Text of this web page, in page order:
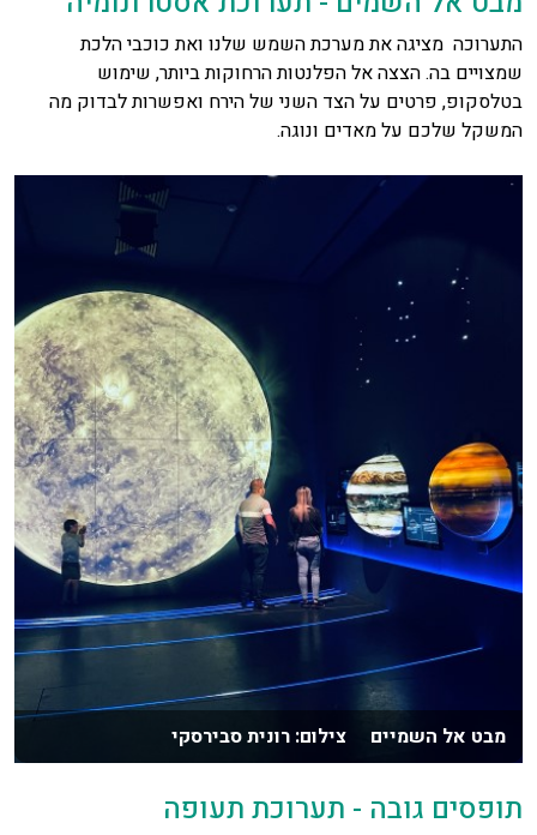
התערוכה מציגה את מערכת השמש שלנו ואת כוכבי הלכת
שמצויים בה. הצצה אל הפלנטות הרחוקות ביותר, שימוש
בטלסקופ, פרטים על הצד השני של הירח ואפשרות לבדוק מה
המשקל שלכם על מאדים ונוגה.
מבט אל השמיים צילום: רונית סבירסקי
תופסים גובה - תערוכת תעופה